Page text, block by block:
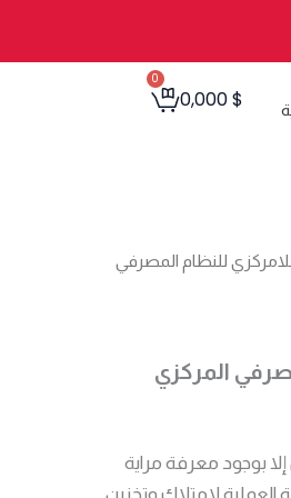
0,000$
0
Cart
للنظام المصرفي
المركزي
بوجود معرفة مراية